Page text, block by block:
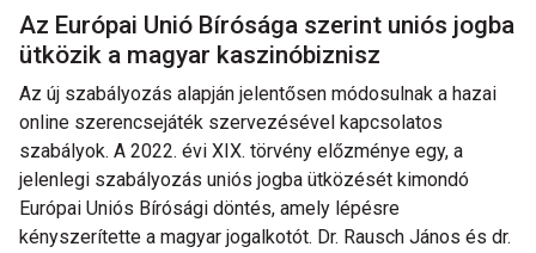
Az Európai Unió Bírósága szerint uniós jogba
ütközik a magyar kaszinóbiznisz
Az új szabályozás alapján jelentősen módosulnak a hazai
online szerencsejáték szervezésével kapcsolatos
szabályok. A 2022. évi XIX. törvény előzménye egy, a
jelenlegi szabályozás uniós jogba ütközését kimondó
Európai Uniós Bírósági döntés, amely lépésre
kényszerítette a magyar jogalkotót. Dr. Rausch János és dr.